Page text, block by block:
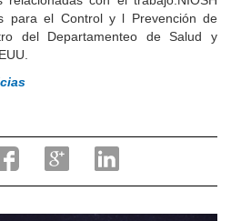
para el Control y l Prevención de
del Departamenteo de Salud y